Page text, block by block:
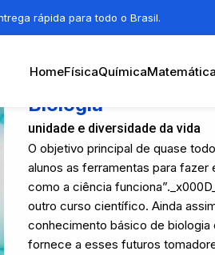
rápida para todo o Brasil.
HomeFísicaQuímicaMatemática
Biologia
unidade e diversidade da vida
O objetivo principal de quase
alunos as ferramentas para
como a ciência
outro curso científico. Ainda
conhecimento básico de biologia
fornece a esses futuros